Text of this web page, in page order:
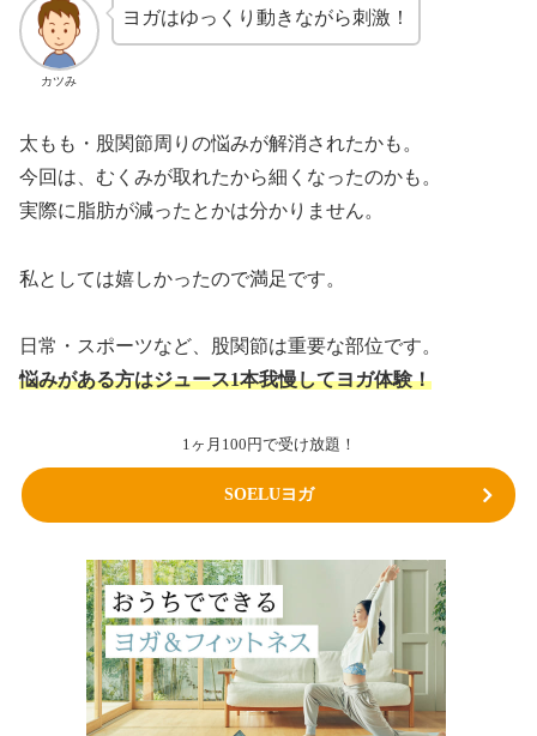
カツみ
ヨガはゆっくり動きながら刺激！
太もも・股関節周りの悩みが解消されたかも。
今回は、むくみが取れたから細くなったのかも。
実際に脂肪が減ったとかは分かりません。
私としては嬉しかったので満足です。
日常・スポーツなど、股関節は重要な部位です。
悩みがある方はジュース1本我慢してヨガ体験！
1ヶ月100円で受け放題！
SOELUヨガ